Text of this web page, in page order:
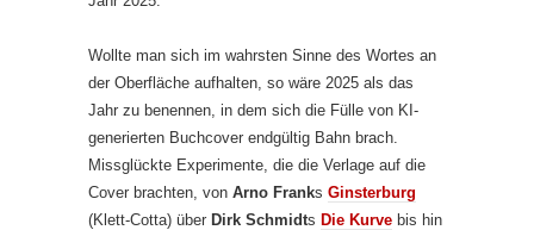
Wollte man sich im wahrsten Sinne des Wortes an
der Oberfläche aufhalten, so wäre 2025 als das
Jahr zu benennen, in dem sich die Fülle von KI-
generierten Buchcover endgültig Bahn brach.
Missglückte Experimente, die die Verlage auf die
Cover brachten, von Arno Franks Ginsterburg
(Klett-Cotta) über Dirk Schmidts Die Kurve bis hin